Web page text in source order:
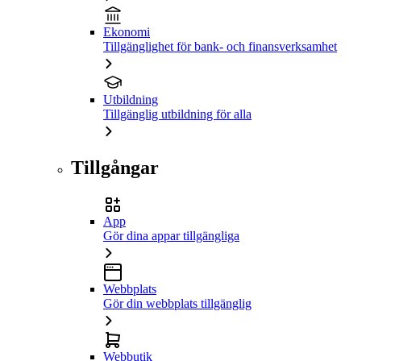
Ekonomi
Tillgänglighet för bank- och finansverksamhet
Utbildning
Tillgänglig utbildning för alla
Tillgångar
App
Gör dina appar tillgängliga
Webbplats
Gör din webbplats tillgänglig
Webbutik